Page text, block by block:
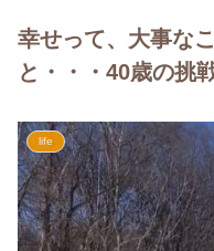
幸せって、大事な
と・・・40歳の挑
life